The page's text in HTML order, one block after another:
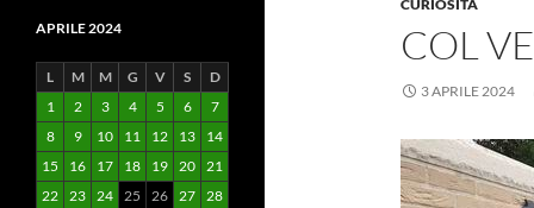
CURIOSITÀ
COL
3 APRILE 2024
APRILE 2024
L M M G V S
D
1
2 3 4 5 6
7
8
9 10 11 12 13
14
15
16 17 18 19 20 21
22 23 24 25 26 27 28